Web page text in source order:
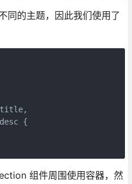
同的主题，因此我们使用了
{
组件周围使用容器，然